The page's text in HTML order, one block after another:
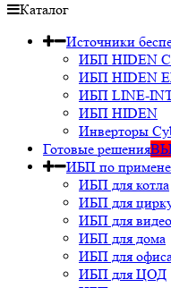
Каталог
Источники
ИБП HIDEN
ИБП HIDEN
ИБП LINE-
ИБП HIDEN
Инверторы
Готовые решения
ИБП по
ИБП для котла
ИБП для
ИБП для
ИБП для дома
ИБП для
ИБП для ЦОД